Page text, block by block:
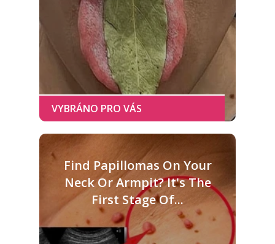
Find Papillomas On Your
Neck Or Armpit? It's The
First Stage Of...